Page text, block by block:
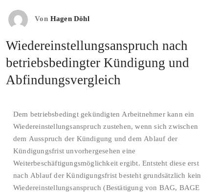
Von Hagen Döhl
Wiedereinstellungsanspruch nach
betriebsbedingter Kündigung und
Abfindungsvergleich
Dem betriebsbedingt gekündigten Arbeitnehmer kann ein
Wiedereinstellungsanspruch zustehen, wenn sich zwischen
dem Ausspruch der Kündigung und dem Ablauf der
Kündigungsfrist unvorhergesehen eine
Weiterbeschäftigungsmöglichkeit ergibt. Entsteht diese erst
nach Ablauf der Kündigungsfrist besteht grundsätzlich kein
Wiedereinstellungsanspruch (Bestätigung von BAG, BAGE